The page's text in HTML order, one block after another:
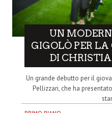
UN
GIGOLÒ PER LA
DI
Un grande debutto per il
Pellizzari, che ha